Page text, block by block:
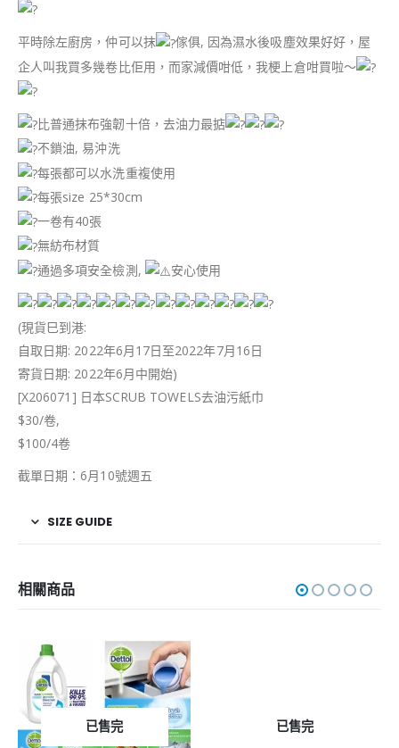
平時除左廚房，仲可以抹
傢俱, 因為濕水後吸塵效果好好，屋
企人叫我買多幾卷比佢用，而家減價咁低，我梗上倉咁買啦～
比普通抹布強韌十倍，去油力最掂
不鎖油, 易沖洗
每張都可以水洗重複使用
每張size 25*30cm
一卷有40張
無紡布材質
通過多項安全檢測,
安心使用
(現貨巳到港:
自取日期: 2022年6月17日至2022年7月16日
寄貨日期: 2022年6月中開始)
[X206071] 日本SCRUB TOWELS去油污紙巾
$30/卷,
$100/4卷
截單日期：6月10號週五
SIZE GUIDE
相關商品
已售完 已售完